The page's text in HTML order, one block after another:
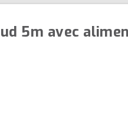
5m avec